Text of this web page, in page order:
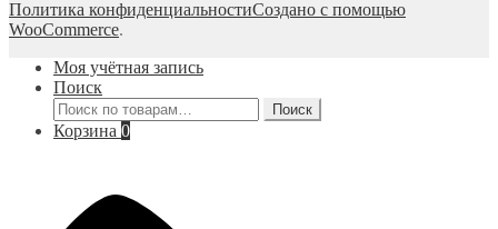
Политика конфиденциальностиСоздано с помощью
WooCommerce.
Моя учётная запись
Поиск
Искать:
Поиск
Корзина 0